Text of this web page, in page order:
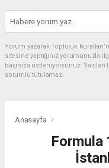
Yorum yazarak Topluluk
sitesine yaptığınız yorumunuzla
başınıza üstleniyorsunuz.
sorumlu tutulamaz.
Anasayfa
Formula